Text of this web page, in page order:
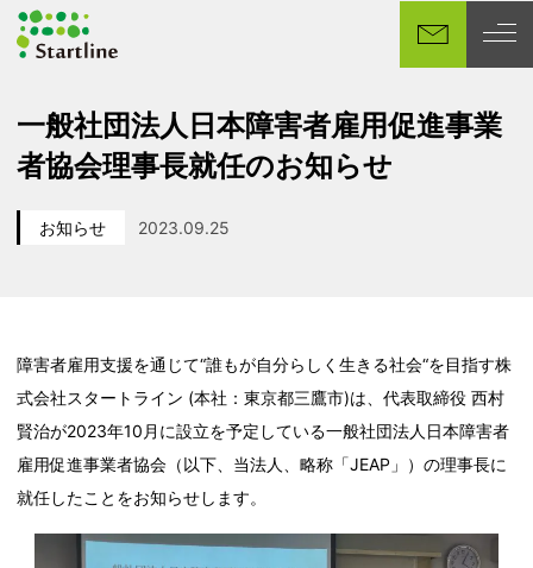
イ
へ
一般社団法人日本障害者雇用促進事業
者協会理事長就任のお知らせ
カテゴリー
お知らせ
投稿日
2023.09.25
障害者雇用支援を通じて“誰もが自分らしく生きる社会“を目指す株
式会社スタートライン (本社：東京都三鷹市)は、代表取締役 西村
賢治が2023年10月に設立を予定している一般社団法人日本障害者
雇用促進事業者協会（以下、当法人、略称「JEAP」）の理事長に
就任したことをお知らせします。